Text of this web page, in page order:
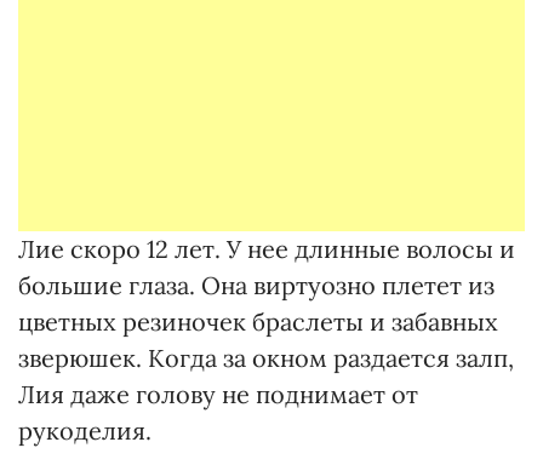
Лие скоро 12 лет. У нее длинные волосы и
большие глаза. Она виртуозно плетет из
цветных резиночек браслеты и забавных
зверюшек. Когда за окном раздается залп,
Лия даже голову не поднимает от
рукоделия.